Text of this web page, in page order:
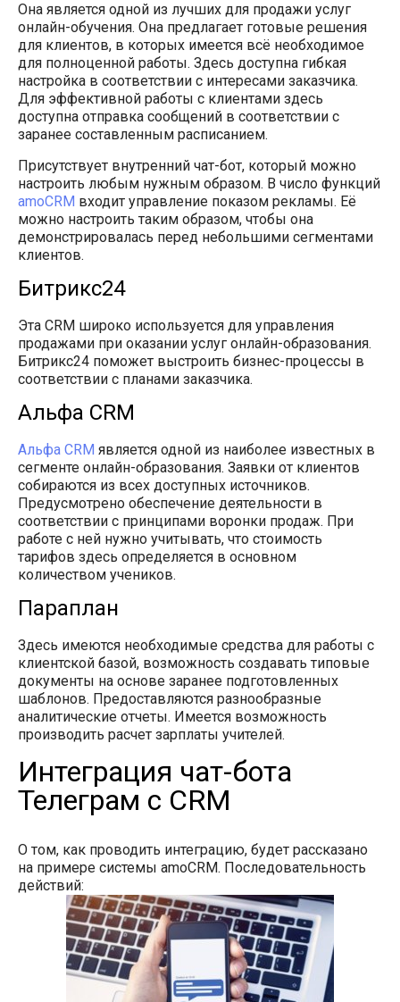
Она является одной из лучших для продажи услуг
онлайн-обучения. Она предлагает готовые решения
для клиентов, в которых имеется всё необходимое
для полноценной работы. Здесь доступна гибкая
настройка в соответствии с интересами заказчика.
Для эффективной работы с клиентами здесь
доступна отправка сообщений в соответствии с
заранее составленным расписанием.
Присутствует внутренний чат-бот, который можно
настроить любым нужным образом. В число функций
amoCRM входит управление показом рекламы. Её
можно настроить таким образом, чтобы она
демонстрировалась перед небольшими сегментами
клиентов.
Битрикс24
Эта CRM широко используется для управления
продажами при оказании услуг онлайн-образования.
Битрикс24 поможет выстроить бизнес-процессы в
соответствии с планами заказчика.
Альфа CRM
Альфа CRM является одной из наиболее известных в
сегменте онлайн-образования. Заявки от клиентов
собираются из всех доступных источников.
Предусмотрено обеспечение деятельности в
соответствии с принципами воронки продаж. При
работе с ней нужно учитывать, что стоимость
тарифов здесь определяется в основном
количеством учеников.
Параплан
Здесь имеются необходимые средства для работы с
клиентской базой, возможность создавать типовые
документы на основе заранее подготовленных
шаблонов. Предоставляются разнообразные
аналитические отчеты. Имеется возможность
производить расчет зарплаты учителей.
Интеграция чат-бота
Телеграм с CRM
О том, как проводить интеграцию, будет рассказано
на примере системы amoCRM. Последовательность
действий: